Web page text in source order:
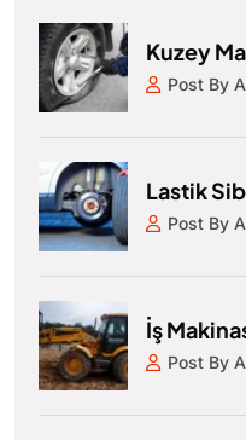
Kuzey
Post By
Lastik
Post By
İş
Post By